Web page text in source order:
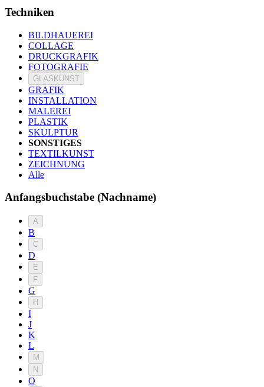
Techniken
BILDHAUEREI
COLLAGE
DRUCKGRAFIK
FOTOGRAFIE
GLASKUNST
GRAFIK
INSTALLATION
MALEREI
PLASTIK
SKULPTUR
SONSTIGES
TEXTILKUNST
ZEICHNUNG
Alle
Anfangsbuchstabe (Nachname)
A
B
C
D
E
F
G
H
I
J
K
L
M
N
O